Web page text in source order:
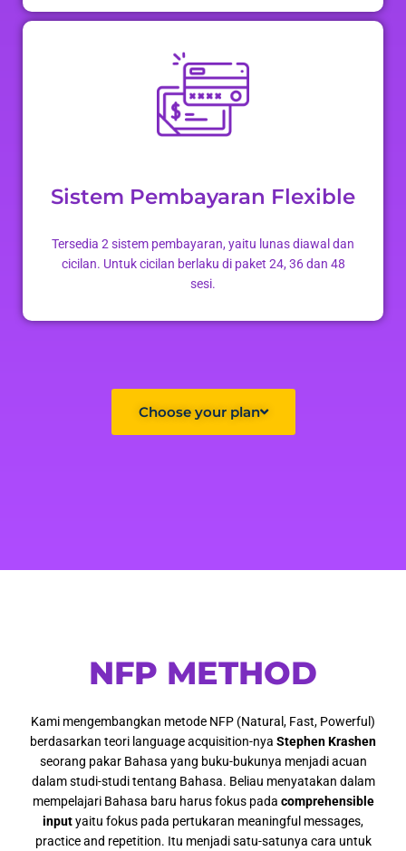
Sistem Pembayaran Flexible
Tersedia 2 sistem pembayaran, yaitu lunas diawal dan
cicilan. Untuk cicilan berlaku di paket 24, 36 dan 48
sesi.
Choose your plan
NFP METHOD
Kami mengembangkan metode NFP (Natural, Fast, Powerful)
berdasarkan teori language acquisition-nya Stephen Krashen
seorang pakar Bahasa yang buku-bukunya menjadi acuan
dalam studi-studi tentang Bahasa. Beliau menyatakan dalam
mempelajari Bahasa baru harus fokus pada comprehensible
inputyaitu fokus pada pertukaran meaningful messages,
practice and repetition. Itu menjadi satu-satunya cara untuk